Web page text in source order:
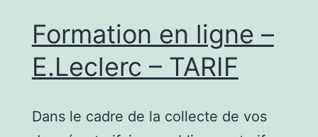
Formation en ligne –
E.Leclerc – TARIF
Dans le cadre de la collecte de vos